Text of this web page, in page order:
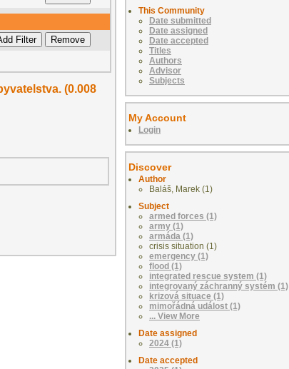
(0.008
This Community
Date submitted
Date assigned
Date accepted
Titles
Authors
Advisor
Subjects
My Account
Login
Discover
Author
Baláš, Marek (1)
Subject
armed forces (1)
army (1)
armáda (1)
crisis situation (1)
emergency (1)
flood (1)
integrated rescue system (1)
integrovaný záchranný systém (1)
krizová situace (1)
mimořádná událost (1)
... View More
Date assigned
2024 (1)
Date accepted